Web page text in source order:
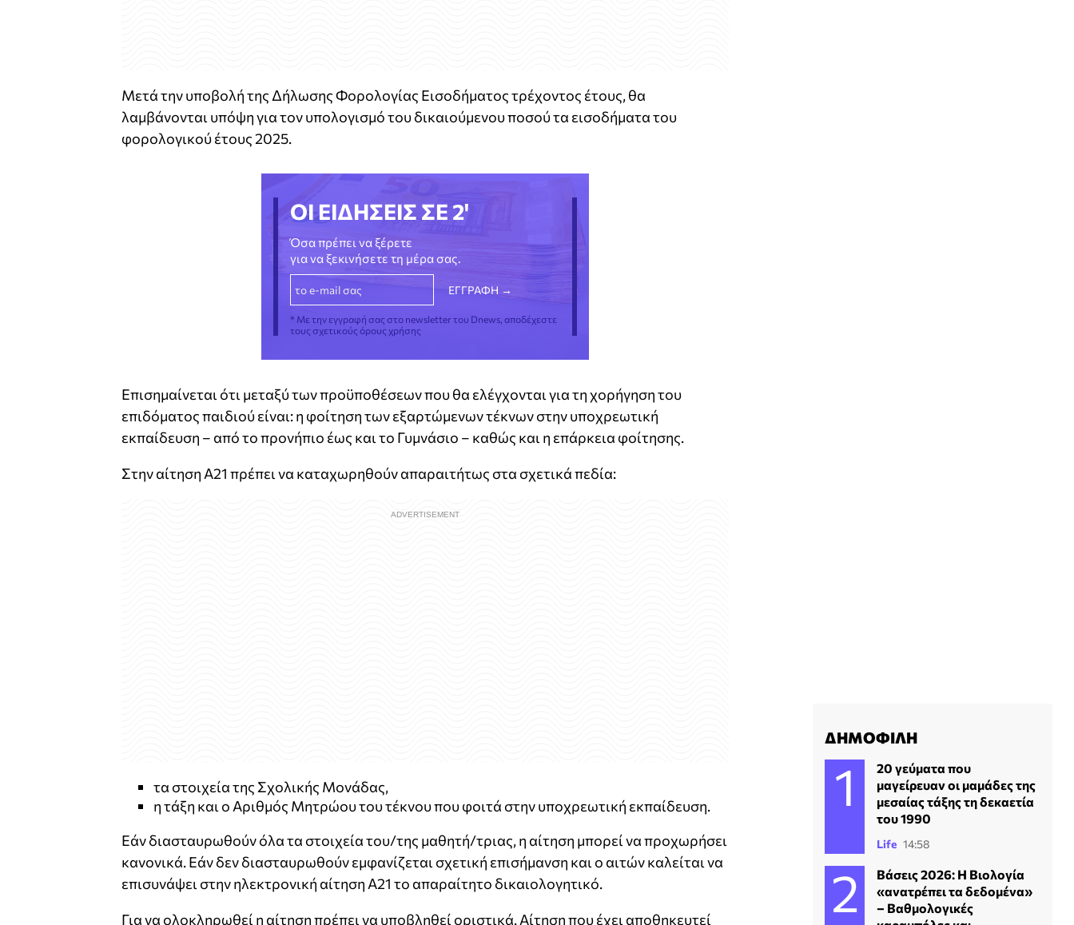
Μετά την υποβολή της Δήλωσης Φορολογίας Εισοδήματος τρέχοντος έτους, θα
λαμβάνονται υπόψη για τον υπολογισμό του δικαιούμενου ποσού τα εισοδήματα του
φορολογικού έτους 2025.
ΟΙ ΕΙΔΗΣΕΙΣ ΣΕ 2'
Όσα πρέπει να ξέρετε
για να ξεκινήσετε τη μέρα σας.
* Με την εγγραφή σας στο newsletter του Dnews, αποδέχεστε
τους σχετικούς όρους χρήσης
Επισημαίνεται ότι μεταξύ των προϋποθέσεων που θα ελέγχονται για τη χορήγηση του
επιδόματος παιδιού είναι: η φοίτηση των εξαρτώμενων τέκνων στην υποχρεωτική
εκπαίδευση – από το προνήπιο έως και το Γυμνάσιο – καθώς και η επάρκεια φοίτησης.
Στην αίτηση Α21 πρέπει να καταχωρηθούν απαραιτήτως στα σχετικά πεδία:
τα στοιχεία της Σχολικής Μονάδας,
η τάξη και ο Αριθμός Μητρώου του τέκνου που φοιτά στην υποχρεωτική εκπαίδευση.
Εάν διασταυρωθούν όλα τα στοιχεία του/της μαθητή/τριας, η αίτηση μπορεί να προχωρήσει
κανονικά. Εάν δεν διασταυρωθούν εμφανίζεται σχετική επισήμανση και ο αιτών καλείται να
επισυνάψει στην ηλεκτρονική αίτηση Α21 το απαραίτητο δικαιολογητικό.
Για να ολοκληρωθεί η αίτηση πρέπει να υποβληθεί οριστικά. Αίτηση που έχει αποθηκευτεί
ΔΗΜΟΦΙΛΗ
20 γεύματα που
μαγείρευαν οι μαμάδες της
μεσαίας τάξης τη δεκαετία
του 1990
Life 14:58
Βάσεις 2026: Η Βιολογία
«ανατρέπει τα δεδομένα»
– Βαθμολογικές